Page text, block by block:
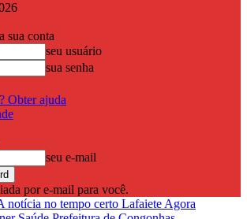
sua conta
seu usuário
sua senha
Obter ajuda
seu e-mail
por e-mail para você.
Lafaiete Agora